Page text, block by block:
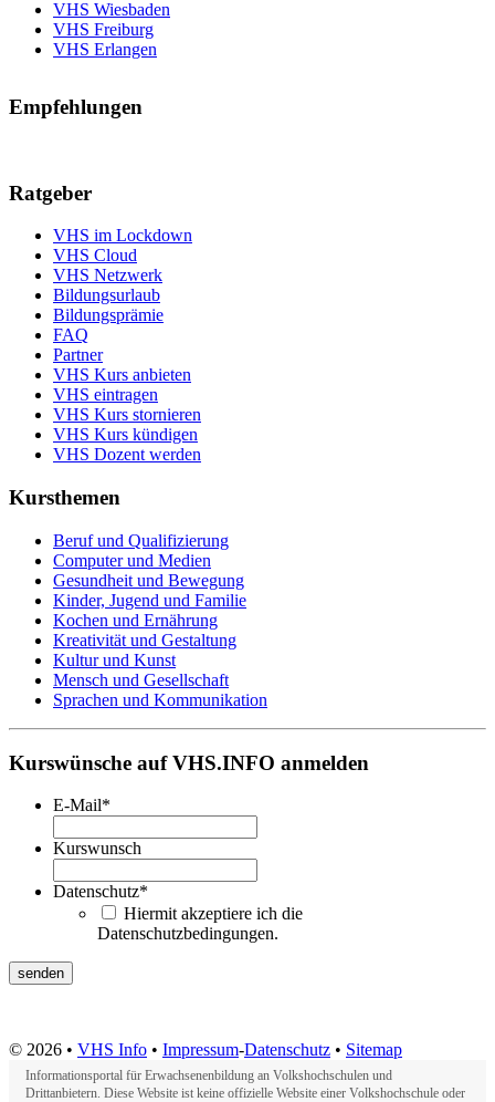
VHS Wiesbaden
VHS Freiburg
VHS Erlangen
Empfehlungen
Ratgeber
VHS im Lockdown
VHS Cloud
VHS Netzwerk
Bildungsurlaub
Bildungsprämie
FAQ
Partner
VHS Kurs anbieten
VHS eintragen
VHS Kurs stornieren
VHS Kurs kündigen
VHS Dozent werden
Kursthemen
Beruf und Qualifizierung
Computer und Medien
Gesundheit und Bewegung
Kinder, Jugend und Familie
Kochen und Ernährung
Kreativität und Gestaltung
Kultur und Kunst
Mensch und Gesellschaft
Sprachen und Kommunikation
Kurswünsche auf VHS.INFO anmelden
E-Mail*
Kurswunsch
Datenschutz*
Hiermit akzeptiere ich die
Datenschutzbedingungen.
© 2026 • VHS Info • Impressum-Datenschutz • Sitemap
Informationsportal für Erwachsenenbildung an Volkshochschulen und
Drittanbietern. Diese Website ist keine offizielle Website einer Volkshochschule oder